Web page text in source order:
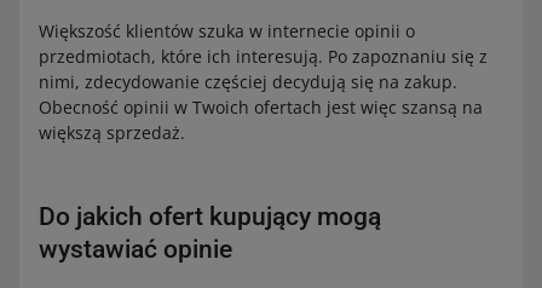
Większość klientów szuka w internecie opinii o
przedmiotach, które ich interesują. Po zapoznaniu się z
nimi, zdecydowanie częściej decydują się na zakup.
Obecność opinii w Twoich ofertach jest więc szansą na
większą sprzedaż.
Do jakich ofert kupujący mogą
wystawiać opinie